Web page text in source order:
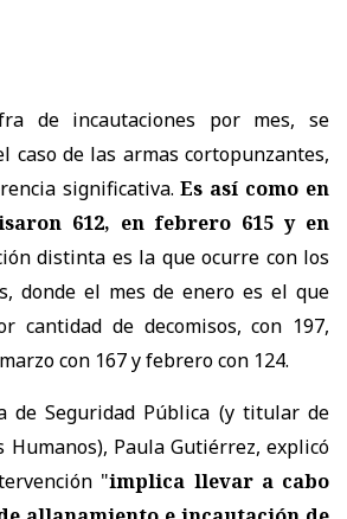
de incautaciones por mes, se
caso de las armas cortopunzantes,
significativa.Es así como en
612, en febrero 615 y en
distinta es la que ocurre con los
donde el mes de enero es el que
cantidad de decomisos, con 197,
con 167 y febrero con 124.
de Seguridad Pública (y titular de
Humanos), Paula Gutiérrez, explicó
"implica llevar a cabo